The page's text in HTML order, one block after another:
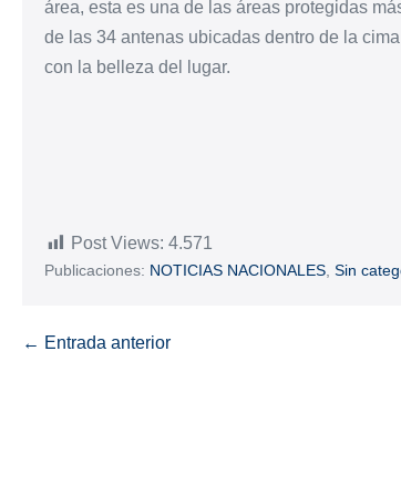
área, esta es una de las áreas protegidas
de las 34 antenas ubicadas dentro de la
con la belleza del lugar.
Post Views: 4.571
Publicaciones: NOTICIAS NACIONALES Sin
← Entrada anterior